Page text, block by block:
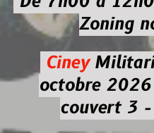
Zoning
Ciney
octobre 2026
couvert 3